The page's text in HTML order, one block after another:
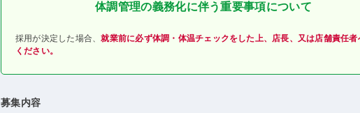
体調管理の義務化に伴う重要事項について
採用が決定した場合、就業前に必ず体調・体温チェックをした上、店長、又は店舗責任者
ください。
募集内容